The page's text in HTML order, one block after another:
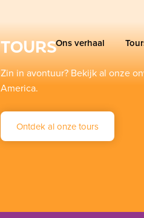
Ons verhaal
TOURS
Zin in avontuur? Bekijk al onze
America.
Ontdek al onze tours